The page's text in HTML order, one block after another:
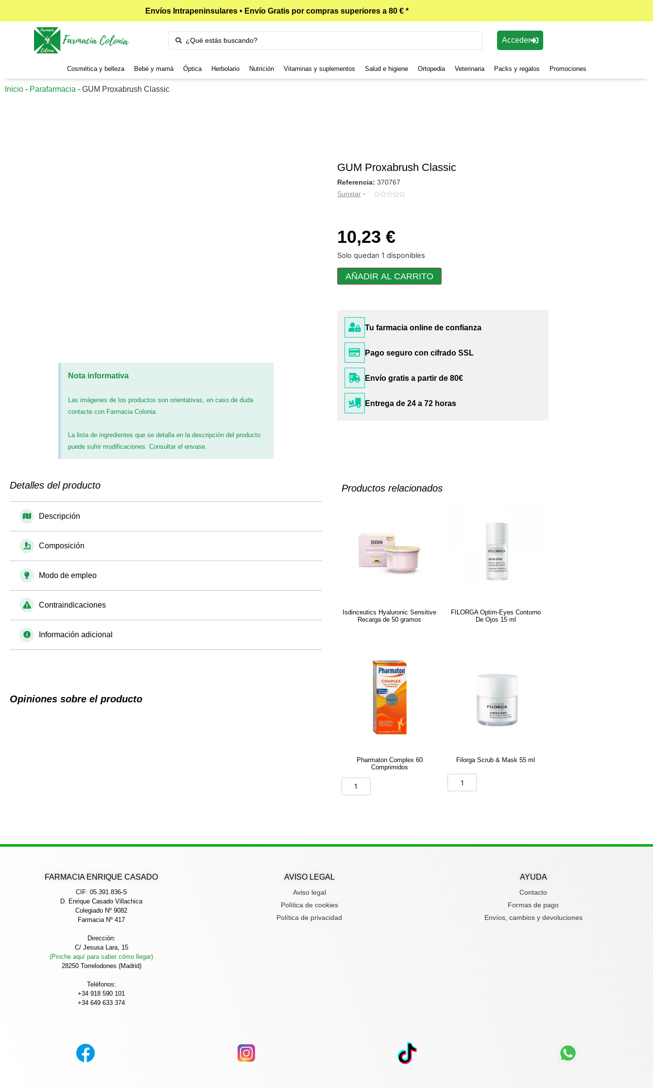
Envíos Intrapeninsulares • Envío Gratis por compras superiores a 80 € *
Acceder
Cosmética y belleza Bebé y mamá Óptica Herbolario Nutrición Vitaminas y suplementos Salud e higiene Ortopedia Veterinaria Packs y regalos Promociones
Inicio - Parafarmacia - GUM Proxabrush Classic
Nota informativa
Las imágenes de los productos son orientativas, en caso de duda
contacte con Farmacia Colonia.
La lista de ingredientes que se detalla en la descripción del producto
puede sufrir modificaciones. Consultar el envase.
GUM Proxabrush Classic
Referencia: 370767
Sunstar- 
10,23 €
Solo quedan 1 disponibles
AÑADIR AL CARRITO
Tu farmacia online de confianza
Pago seguro con cifrado SSL
Envío gratis a partir de 80€
Entrega de 24 a 72 horas
Detalles del producto
Descripción
Composición
Modo de empleo
Contraindicaciones
Información adicional
Opiniones sobre el producto
Productos relacionados
Isdinceutics Hyaluronic Sensitive
Recarga de 50 gramos
FILORGA Optim-Eyes Contorno
De Ojos 15 ml
Pharmaton Complex 60
Comprimidos
Filorga Scrub & Mask 55 ml
FARMACIA ENRIQUE CASADO
CIF: 05.391.836-S
D. Enrique Casado Villachica
Colegiado Nº 9082
Farmacia Nº 417
Dirección:
C/ Jesusa Lara, 15
(Pinche aquí para saber cómo llegar)
28250 Torrelodones (Madrid)
Teléfonos:
+34 918 590 101
+34 649 633 374
AVISO LEGAL
Aviso legal
Política de cookies
Política de privacidad
AYUDA
Contacto
Formas de pago
Envíos, cambios y devoluciones